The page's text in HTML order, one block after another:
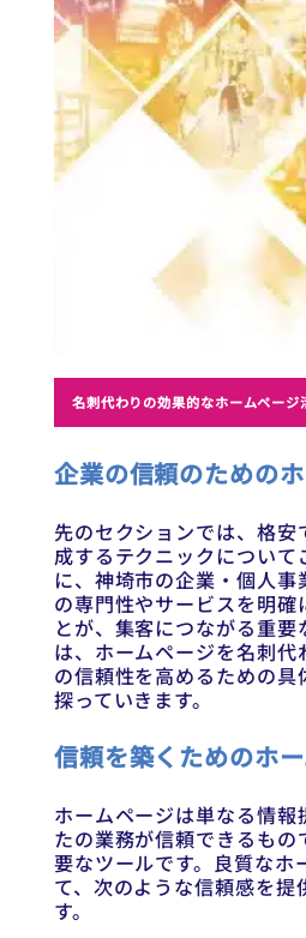
名刺代わりの効果的なホームページ
企業の信頼のための
先のセクションでは、格
成するテクニックについ
に、神埼市の企業・個人事
の専門性やサービスを明確
とが、集客につながる重要
は、ホームページを名刺
の信頼性を高めるための具
探っていきます。
信頼を築くためのホ
ホームページは単なる情報
たの業務が信頼できるも
要なツールです。良質なホ
て、次のような信頼感を提
す。